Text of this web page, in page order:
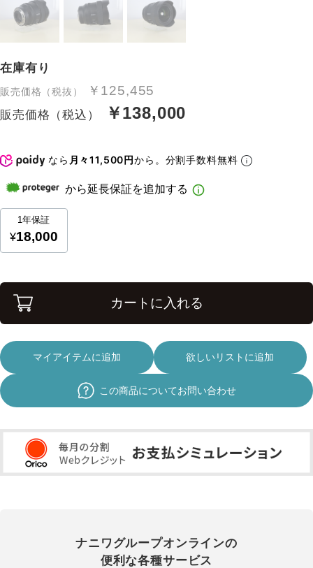
在庫有り
販売価格（税抜） ￥125,455
販売価格（税込） ￥138,000
なら 月々11,500円から。分割手数料無料
カートに入れる
マイアイテムに追加 欲しいリストに追加
この商品についてお問い合わせ
ナニワグループオンラインの
便利な各種サービス